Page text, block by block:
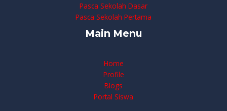
Pasca Sekolah Dasar
Pasca Sekolah Pertama
Main Menu
Home
Profile
Blogs
Portal Siswa